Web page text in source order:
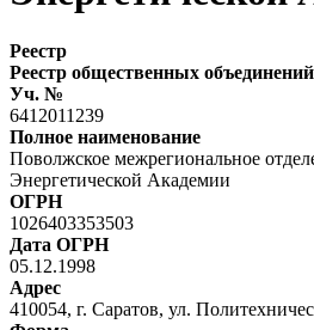
Реестр
Реестр общественных объединений
Уч. №
6412011239
Полное наименование
Поволжское межрегиональное
Энергетической Академии
ОГРН
1026403353503
Дата ОГРН
05.12.1998
Адрес
410054, г. Саратов, ул.